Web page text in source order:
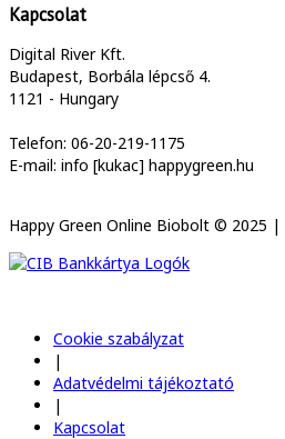
Kapcsolat
Digital River Kft.
Budapest, Borbála lépcső 4.
1121 - Hungary
Telefon: 06-20-219-1175
E-mail: info [kukac] happygreen.hu
Happy Green Online Biobolt © 2025 |
Cookie szabályzat
|
Adatvédelmi tájékoztató
|
Kapcsolat